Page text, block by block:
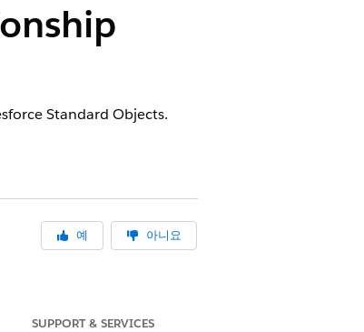
Standard Objects.
예 아니요
SUPPORT & SERVICES